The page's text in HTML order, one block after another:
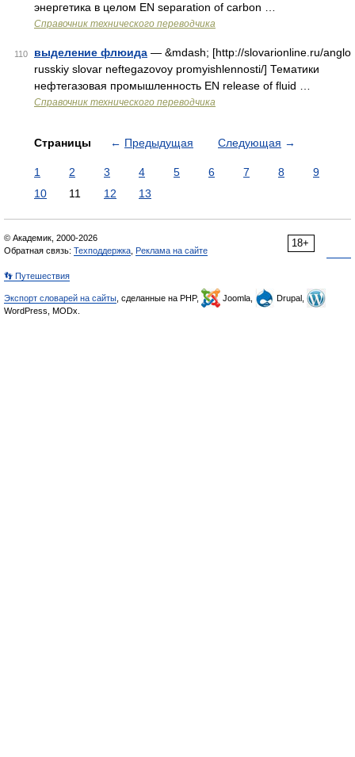
энергетика в целом EN separation of carbon …
Справочник технического переводчика
110 выделение флюида — &mdash; [http://slovarionline.ru/anglo
russkiy slovar neftegazovoy promyishlennosti/] Тематики
нефтегазовая промышленность EN release of fluid …
Справочник технического переводчика
Страницы ← Предыдущая Следующая →
1 2 3 4 5 6 7 8
9
10
11 12 13
18+
© Академик, 2000-2026
Обратная связь: Техподдержка Реклама на сайте
👣 Путешествия
Экспорт словарей на сайты , сделанные на PHP, Joomla,
Drupal,
WordPress, MODx.